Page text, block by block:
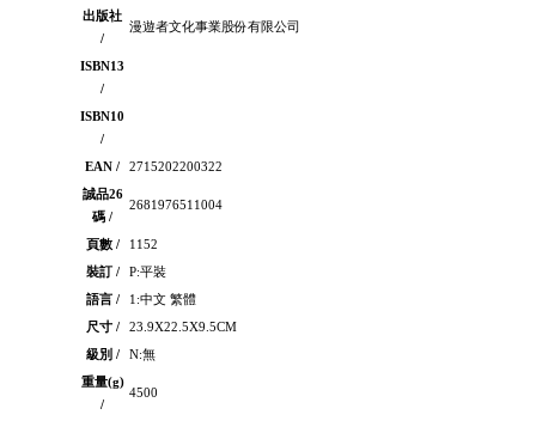
出版社
/
漫遊者文化事業股份有限公司
ISBN13
/
ISBN10
/
EAN /
2715202200322
誠品26
碼 /
2681976511004
頁數 /
1152
裝訂 /
P:平裝
語言 /
1:中文 繁體
尺寸 /
23.9X22.5X9.5CM
級別 /
N:無
重量(g)
/
4500